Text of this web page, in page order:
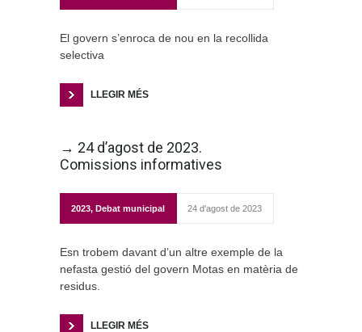
El govern s’enroca de nou en la recollida
selectiva
LLEGIR MÉS
→ 24 d’agost de 2023.
Comissions informatives
2023, Debat municipal 24 d'agost de 2023
Esn trobem davant d’un altre exemple de la
nefasta gestió del govern Motas en matèria de
residus.
LLEGIR MÉS